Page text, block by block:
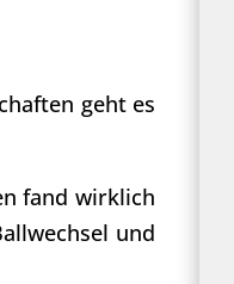
geht es
fand wirklich
und